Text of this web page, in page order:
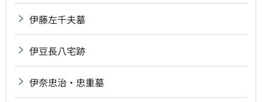
伊藤左千夫墓
伊豆長八宅跡
伊奈忠治・忠重墓